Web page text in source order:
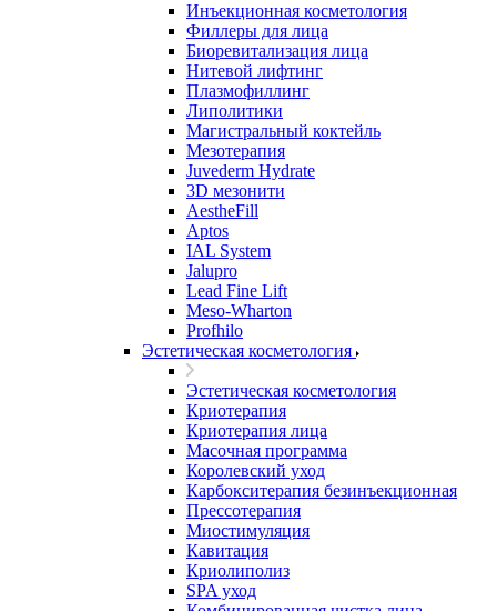
Инъекционная косметология
Филлеры для лица
Биоревитализация лица
Нитевой лифтинг
Плазмофиллинг
Липолитики
Магистральный коктейль
Мезотерапия
Juvederm Hydrate
3D мезонити
AestheFill
Aptos
IAL System
Jalupro
Lead Fine Lift
Meso-Wharton
Profhilo
Эстетическая косметология
Эстетическая косметология
Криотерапия
Криотерапия лица
Масочная программа
Королевский уход
Карбокситерапия безинъекционная
Прессотерапия
Миостимуляция
Кавитация
Криолиполиз
SPA уход